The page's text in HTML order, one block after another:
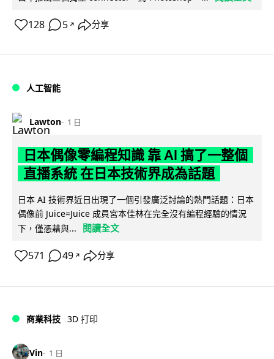
128 5 ↗ 分享
人工智能
Lawton 1 日
日本偶像零編程知識 靠 AI 搞了一整個
直播系統 在日本技術界成為話題
日本 AI 技術界近日出現了一個引發廣泛討論的熱門話題：日本
偶像前 Juice=Juice 成員宮本佳林在完全沒有編程經驗的情況
下，僅憑藉與...
閱讀全文
571 49 ↗ 分享
商業科技 3D 打印
Vin 1 日